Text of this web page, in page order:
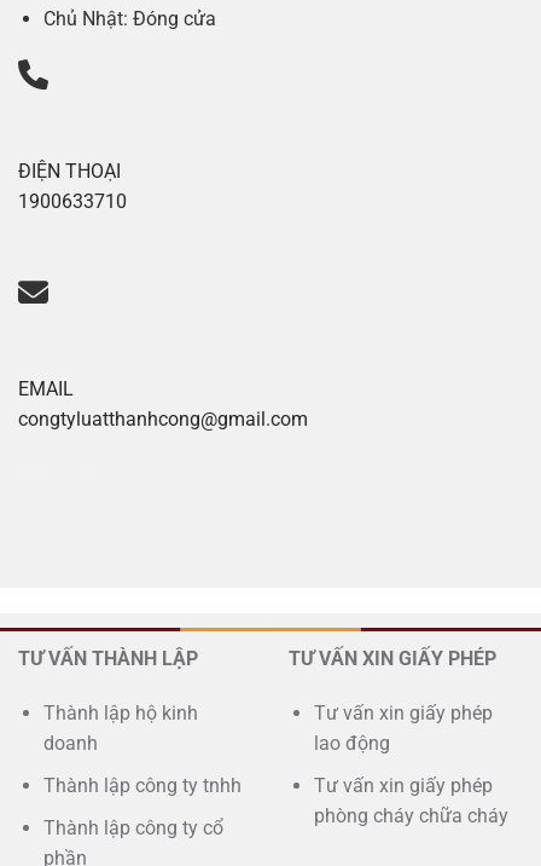
Chủ Nhật: Đóng cửa
ĐIỆN THOẠI
1900633710
EMAIL
congtyluatthanhcong@gmail.com
TƯ VẤN THÀNH LẬP
Thành lập hộ kinh
doanh
Thành lập công ty tnhh
Thành lập công ty cổ
phần
TƯ VẤN XIN GIẤY PHÉP
Tư vấn xin giấy phép
lao động
Tư vấn xin giấy phép
phòng cháy chữa cháy